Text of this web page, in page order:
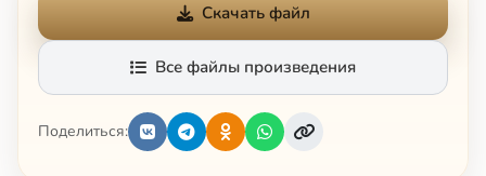
Скачать файл
Все файлы произведения
Поделиться: